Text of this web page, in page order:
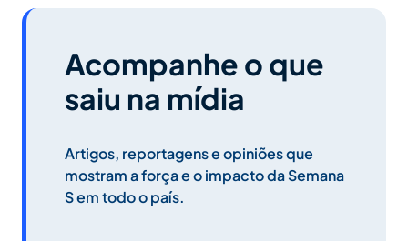
Acompanhe o que
saiu na mídia
Artigos, reportagens e opiniões que
mostram a força e o impacto da Semana
S em todo o país.